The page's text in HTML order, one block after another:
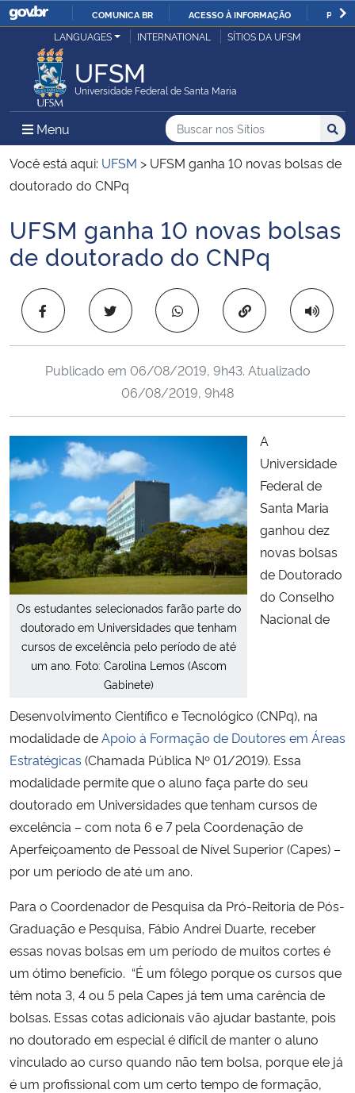
IR
COMUNICA BR ACESSO À INFORMAÇÃO
Ministério da Justiça e Segurança Pública
Ministério da Defesa
Ministério das Relações Exteriores
Ministério da Infraestrutura
Ministério da Educação
Ministério da Cidadania
Ministério de Minas e Energia
Ministério da Ciência, Tecnologia, Inovações e Comunicações
Ministério do Meio Ambiente
Ministério do Turismo
Ministério do Desenvolvimento Regional
Controladoria-Geral da União
Secretaria-Geral
Secretaria de Governo
Gabinete de Segurança Institucional
Advocacia-Geral da União
Banco Central do Brasil
Planalto
LANGUAGES INTERNATIONAL SÍTIOS DA UFSM
UFSM
Universidade Federal de Santa Maria
Menu Menu Principal do Sítio
Busca
Buscar no nos Sítios
Busca:
Você está aqui: UFSM > UFSM ganha 10 novas bolsas de
doutorado do CNPq
Início do conteúdo
UFSM ganha 10 novas bolsas
de doutorado do CNPq
Copiar para área
Publicado em 06/08/2019, 9h43. Atualizado
06/08/2019, 9h48
Os estudantes selecionados farão parte do
doutorado em Universidades que tenham
cursos de excelência pelo período de até
um ano. Foto: Carolina Lemos (Ascom
Gabinete)
A
Universidade
Federal de
Santa Maria
ganhou dez
novas bolsas
de Doutorado
do Conselho
Nacional de
Desenvolvimento Científico e Tecnológico (CNPq), na
modalidade deApoio à Formação de Doutores em Áreas
Estratégicas (Chamada Pública Nº 01/2019). Essa
modalidade permite que o aluno faça parte do seu
doutorado em Universidades que tenham cursos de
excelência – com nota 6 e 7 pela Coordenação de
Aperfeiçoamento de Pessoal de Nível Superior (Capes) –
por um período de até um ano.
Para o Coordenador de Pesquisa da Pró-Reitoria de Pós-
Graduação e Pesquisa, Fábio Andrei Duarte, receber
essas novas bolsas em um período de muitos cortes é
um ótimo benefício. “É um fôlego porque os cursos que
têm nota 3, 4 ou 5 pela Capes já tem uma carência de
bolsas. Essas cotas adicionais vão ajudar bastante, pois
no doutorado em especial é difícil de manter o aluno
vinculado ao curso quando não tem bolsa, porque ele já
é um profissional com um certo tempo de formação,